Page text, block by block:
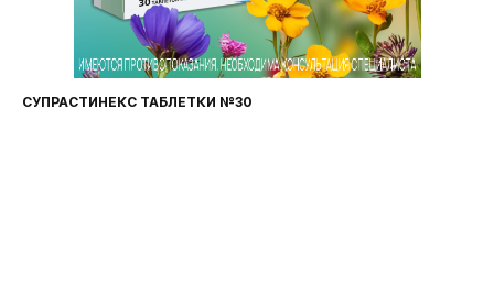
СУПРАСТИНЕКС ТАБЛЕТКИ №30